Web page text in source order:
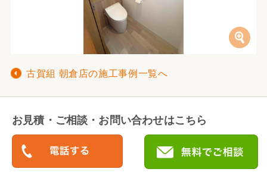
古賀組 朝倉店の施工事例一覧へ
お見積・ご相談・お問い合わせはこちら